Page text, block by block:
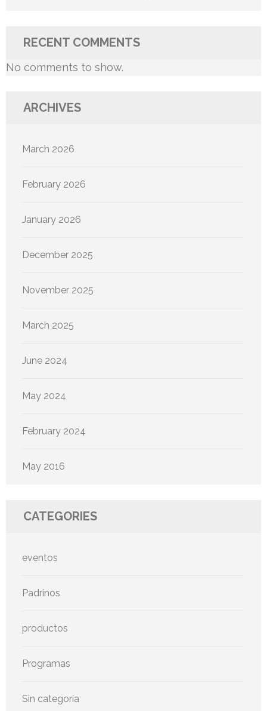
RECENT COMMENTS
No comments to show.
ARCHIVES
March 2026
February 2026
January 2026
December 2025
November 2025
March 2025
June 2024
May 2024
February 2024
May 2016
CATEGORIES
eventos
Padrinos
productos
Programas
Sin categoría